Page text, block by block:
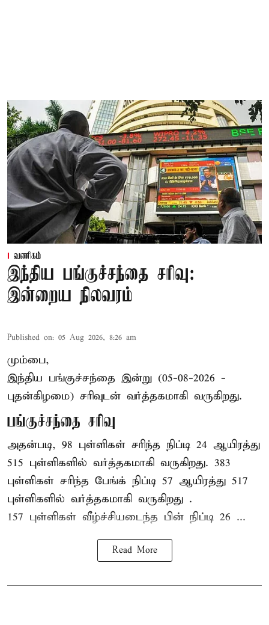
வணிகம்
இந்திய பங்குச்சந்தை சரிவு:
இன்றைய நிலவரம்
Published on: 05 Aug 2026, 8:26 am
மும்பை,
இந்திய பங்குச்சந்தை இன்று (05-08-2026 -
புதன்கிழமை) சரிவுடன் வர்த்தகமாகி வருகிறது.
பங்குச்சந்தை சரிவு
அதன்படி, 98 புள்ளிகள் சரிந்த நிப்டி 24 ஆயிரத்து
515 புள்ளிகளில் வர்த்தகமாகி வருகிறது. 383
புள்ளிகள் சரிந்த பேங்க் நிப்டி 57 ஆயிரத்து 517
புள்ளிகளில் வர்த்தகமாகி வருகிறது .
157 புள்ளிகள் வீழ்ச்சியடைந்த பின் நிப்டி 26 ...
Read More